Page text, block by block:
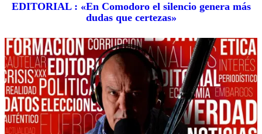
EDITORIAL : «En Comodoro el silencio genera más
dudas que certezas»